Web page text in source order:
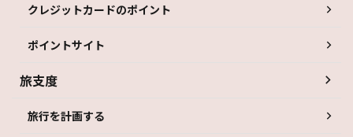
クレジットカードのポイント
ポイントサイト
旅支度
旅行を計画する